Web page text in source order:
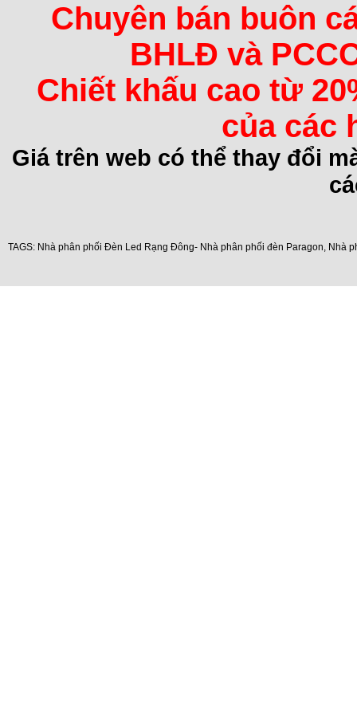
Chuyên bán buôn
BHLĐ và
Chiết khấu cao từ
của các
Giá trên web có thể thay đổi
TAGS: Nhà phân phối Đèn Led Rạng Đông- Nhà phân phối đèn Paragon, Nhà